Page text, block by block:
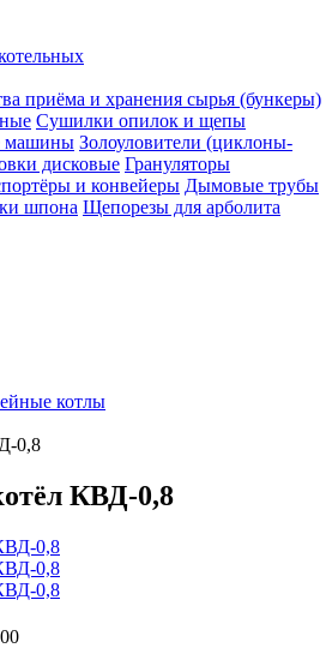
приёма и хранения сырья (бункеры)
Сушилки опилок и щепы
машины Золоуловители (циклоны-
дисковые Грануляторы
и конвейеры Дымовые трубы
шпона Щепорезы для арболита
котлы
0,8
КВД-0,8